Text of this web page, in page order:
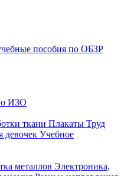
пособия по ОБЗР
ИЗО
ткани Плакаты Труд
девочек Учебное
металлов Электроника,